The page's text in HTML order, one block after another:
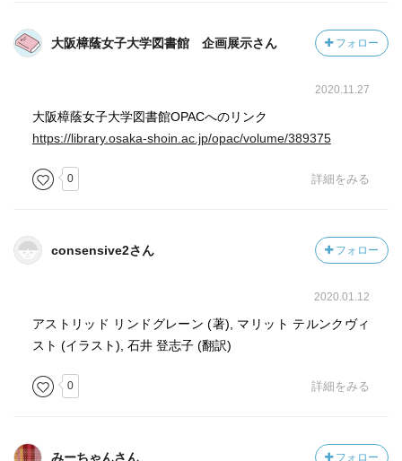
大阪樟蔭女子大学図書館 企画展示さん フォロー
2020.11.27
大阪樟蔭女子大学図書館OPACへのリンク
https://library.osaka-shoin.ac.jp/opac/volume/389375
0 詳細をみる
consensive2さん フォロー
2020.01.12
アストリッド リンドグレーン (著), マリット テルンクヴィ
スト (イラスト), 石井 登志子 (翻訳)
0 詳細をみる
みーちゃんさん フォロー